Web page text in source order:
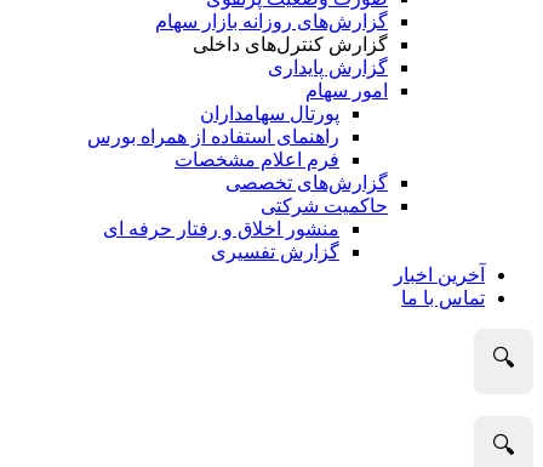
گزارش‌های روزانه بازار سهام
گزارش کنترل‌های داخلی
گزارش پایداری
امور سهام
پورتال سهامداران
راهنمای استفاده از همراه بورس
فرم اعلام مشخصات
گزارش‌های تخصصی
حاکمیت شرکتی
منشور اخلاق و رفتار حرفه­ ای
گزارش تفسیری
آخرین اخبار
تماس با ما
🔍
🔍